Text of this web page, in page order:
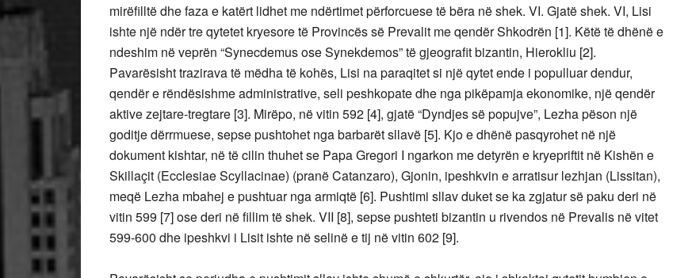
mirëfilltë dhe faza e katërt lidhet me ndërtimet përforcuese të bëra në shek. VI. Gjatë shek. VI, Lisi
ishte një ndër tre qytetet kryesore të Provincës së Prevalit me qendër Shkodrën [1]. Këtë të dhënë e
ndeshim në veprën “Synecdemus ose Synekdemos” të gjeografit bizantin, Hierokliu [2].
Pavarësisht trazirava të mëdha të kohës, Lisi na paraqitet si një qytet ende i populluar dendur,
qendër e rëndësishme administrative, seli peshkopate dhe nga pikëpamja ekonomike, një qendër
aktive zejtare-tregtare [3]. Mirëpo, në vitin 592 [4], gjatë “Dyndjes së popujve”, Lezha pëson një
goditje dërrmuese, sepse pushtohet nga barbarët sllavë [5]. Kjo e dhënë pasqyrohet në një
dokument kishtar, në të cilin thuhet se Papa Gregori I ngarkon me detyrën e kryepriftit në Kishën e
Skillaçit (Ecclesiae Scyllacinae) (pranë Catanzaro), Gjonin, ipeshkvin e arratisur lezhjan (Lissitan),
meqë Lezha mbahej e pushtuar nga armiqtë [6]. Pushtimi sllav duket se ka zgjatur së paku deri në
vitin 599 [7] ose deri në fillim të shek. VII [8], sepse pushteti bizantin u rivendos në Prevalis në vitet
599-600 dhe ipeshkvi i Lisit ishte në selinë e tij në vitin 602 [9].